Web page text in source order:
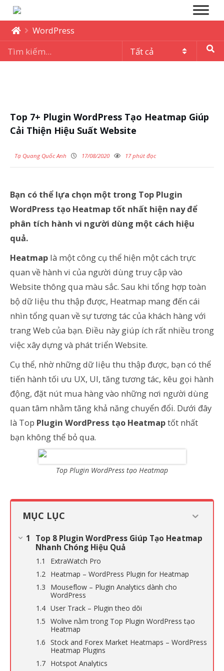
WordPress
Top 7+ Plugin WordPress Tạo Heatmap Giúp
Cải Thiện Hiệu Suất Website
Tạ Quang Quốc Anh 17/08/2020 17 phút đọc
Bạn có thể lựa chọn một trong Top Plugin
WordPress tạo Heatmap tốt nhất hiện nay để
phân tích hành vi người dùng một cách hiệu
quả.
Heatmap là một công cụ thể hiện một cách trực
quan về hành vi của người dùng truy cập vào
Website thông qua màu sắc. Sau khi tổng hợp toàn
bộ dữ liệu thu thập được, Heatmap mang đến cái
nhìn tổng quan về sự tương tác của khách hàng với
trang Web của bạn. Điều này giúp ích rất nhiều trong
việc xây dựng và phát triển Website.
Cụ thể, nhờ những dữ liệu thu thập được, bạn có thể
tiến hành tối ưu UX, UI, tăng tương tác, kêu gọi hành
động, đặt nút mua hàng vào những nơi người dùng
quan tâm nhằm tăng khả năng chuyển đổi. Dưới đây
là Top Plugin WordPress tạo Heatmaptốt nhất
bạn không thể bỏ qua.
Top Plugin WordPress tạo Heatmap
MỤC LỤC
Top 8 Plugin WordPress Giúp Tạo Heatmap
Nhanh Chóng Hiệu Quả
ExtraWatch Pro
Heatmap – WordPress Plugin for Heatmap
Mouseflow – Plugin Analytics dành cho
WordPress
User Track – Plugin theo dõi
Wolive nằm trong Top Plugin WordPress tạo
Heatmap
Stock and Forex Market Heatmaps – WordPress
Heatmap Plugins
Hotspot Analytics